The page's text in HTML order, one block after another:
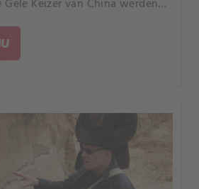
Keizer van China werden
die ooit de aarde